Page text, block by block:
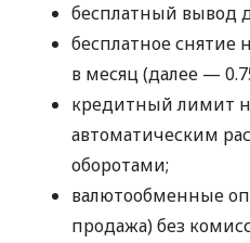
бесплатный вывод
бесплатное снятие
в месяц (далее —
кредитный лимит
автоматическим
оборотами;
валютообменные
продажа) без